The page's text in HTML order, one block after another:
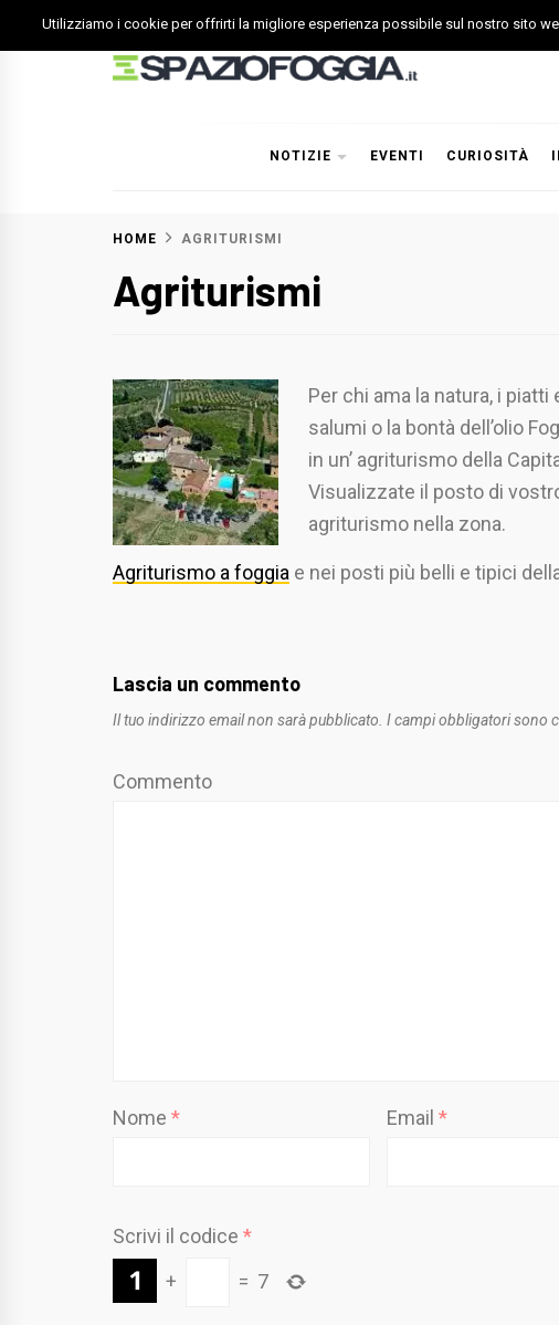
to
NOTIZIE EVENTI CURIOSITÀ
HOME AGRITURISMI
Agriturismi
Per chi ama la natura, i
salumi o la bontà dell’olio
in un’ agriturismo della
Visualizzate il posto di
agriturismo nella zona.
Agriturismo a foggia e nei posti più belli e tipici
Lascia un commento
Il tuo indirizzo email non sarà pubblicato. I campi obbligatori sono
Commento
Nome * Email *
Scrivi il codice *
+
= 7
Utilizziamo i cookie per offrirti la migliore esperienza possibile sul nostro sito